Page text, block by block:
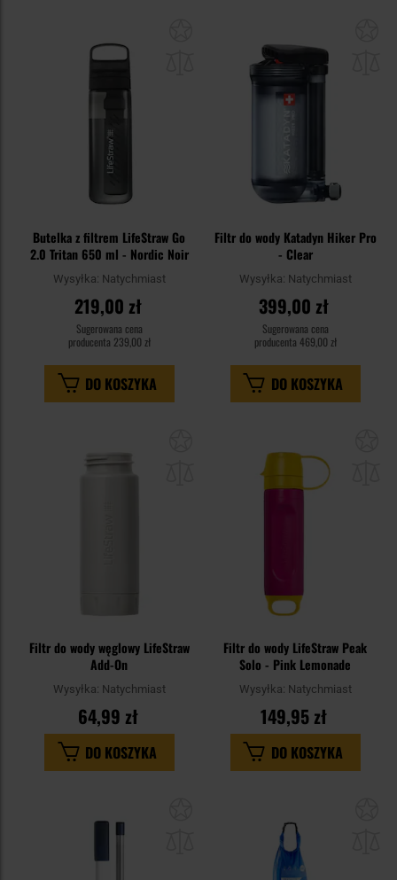
schowka
Butelka z filtrem LifeStraw Go
2.0 Tritan 650 ml - Nordic Noir
Wysyłka: Natychmiast
219,00 zł
Sugerowana cena
producenta 239,00 zł
DO KOSZYKA
Filtr do wody Katadyn Hiker Pro
- Clear
Wysyłka: Natychmiast
399,00 zł
Sugerowana cena
producenta 469,00 zł
DO KOSZYKA
Filtr do wody węglowy LifeStraw
Add-On
Wysyłka: Natychmiast
64,99 zł
DO KOSZYKA
Filtr do wody LifeStraw Peak
Solo - Pink Lemonade
Wysyłka: Natychmiast
149,95 zł
DO KOSZYKA